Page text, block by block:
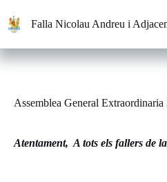
contenido
Falla Nicolau Andreu i
Assemblea General
Atentament, A tots els fallers de